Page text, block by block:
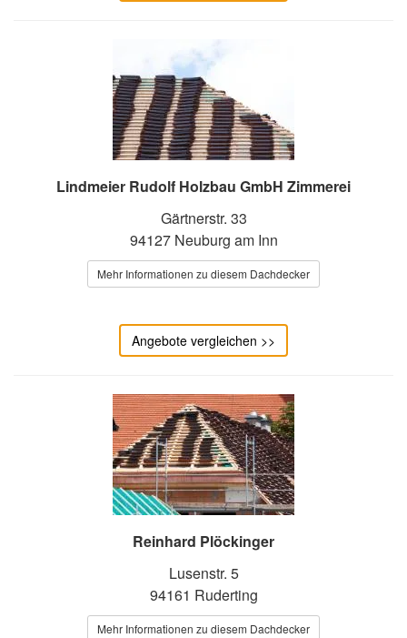
Lindmeier Rudolf Holzbau GmbH Zimmerei
Gärtnerstr. 33
94127 Neuburg am Inn
Mehr Informationen zu diesem Dachdecker
Angebote vergleichen >>
Reinhard Plöckinger
Lusenstr. 5
94161 Ruderting
Mehr Informationen zu diesem Dachdecker